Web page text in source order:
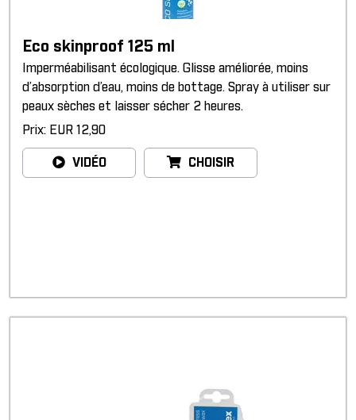
Eco skinproof 125 ml
Imperméabilisant écologique. Glisse améliorée, moins
d’absorption d’eau, moins de bottage. Spray à utiliser sur
peaux sèches et laisser sécher 2 heures.
Prix: EUR 12,90
VIDÉO CHOISIR